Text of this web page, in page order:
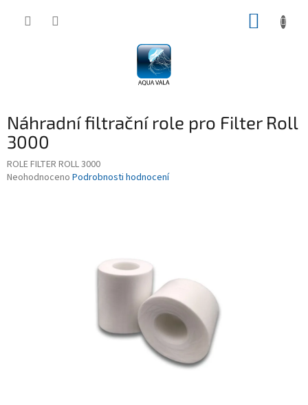
Náhradní filtrační role pro Filter Roll
3000
ROLE FILTER ROLL 3000
Průměrné
Neohodnoceno Podrobnosti hodnocení